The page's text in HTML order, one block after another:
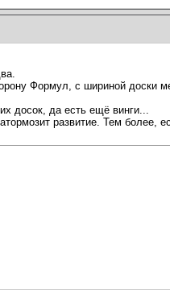
Формул, с шириной доски
досок, да есть ещё винги...
развитие. Тем более,